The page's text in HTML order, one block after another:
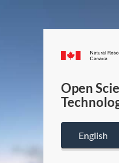
Open
English